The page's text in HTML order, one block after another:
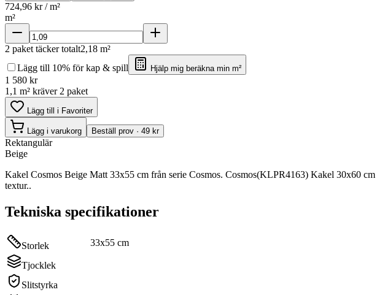
724,96 kr / m²
m²
2 paket täcker totalt2,18 m²
Lägg till 10% för kap & spill
Hjälp mig beräkna min m²
1 580 kr
1,1 m² kräver 2 paket
Lägg till i Favoriter
Lägg i varukorg Beställ prov · 49 kr
Rektangulär
Beige
Kakel Cosmos Beige Matt 33x55 cm från serie Cosmos. Cosmos(KLPR4163) Kakel 30x60
textur..
Tekniska specifikationer
Storlek 33x55 cm
Tjocklek
Slitstyrka